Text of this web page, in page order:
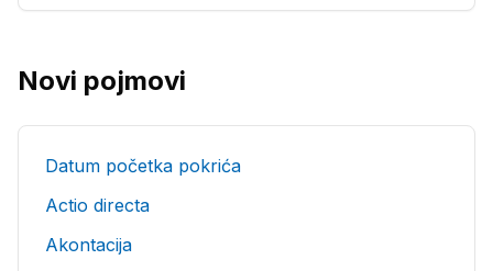
Novi pojmovi
Datum početka pokrića
Actio directa
Akontacija